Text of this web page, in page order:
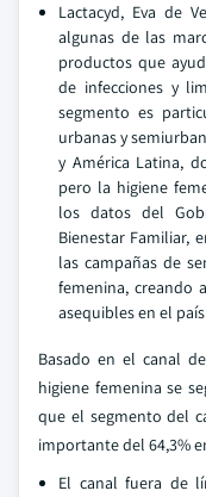
Lactacyd, Eva de
algunas de las
productos que
de infecciones y
segmento es
urbanas y
y América Latina,
pero la higiene
los datos del
Bienestar Familiar,
las campañas de
femenina, creando
asequibles en el
Basado en el canal
higiene femenina se
que el segmento del
importante del 64,3%
El canal fuera de